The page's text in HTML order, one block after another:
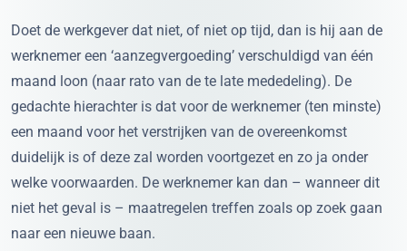
Doet de werkgever dat niet, of niet op tijd, dan is hij aan de
werknemer een ‘aanzegvergoeding’ verschuldigd van één
maand loon (naar rato van de te late mededeling). De
gedachte hierachter is dat voor de werknemer (ten minste)
een maand voor het verstrijken van de overeenkomst
duidelijk is of deze zal worden voortgezet en zo ja onder
welke voorwaarden. De werknemer kan dan – wanneer dit
niet het geval is – maatregelen treffen zoals op zoek gaan
naar een nieuwe baan.